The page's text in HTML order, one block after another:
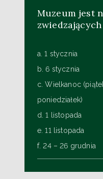
Muzeum jest
a. 1 stycznia
b. 6 stycznia
c. Wielkanoc
poniedziałek)
d. 1 listopada
e. 11 listopada
f. 24 – 26 grudnia